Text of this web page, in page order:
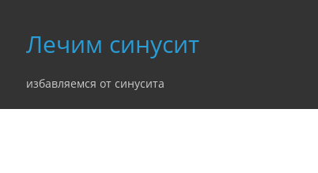
Лечим синусит
избавляемся от синусита